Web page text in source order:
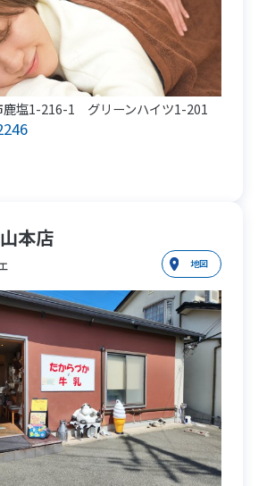
鹿塩1-216-1 グリーンハイツ1-201
本店
地図